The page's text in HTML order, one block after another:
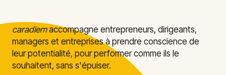
caradiem accompagne entrepreneurs, dirigeants,
managers et entreprises à prendre conscience de
leur potentialité, pour performer comme ils le
souhaitent, sans s'épuiser.